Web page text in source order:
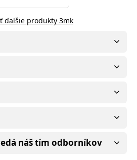
ďalšie produkty 3mk
náš tím odborníkov